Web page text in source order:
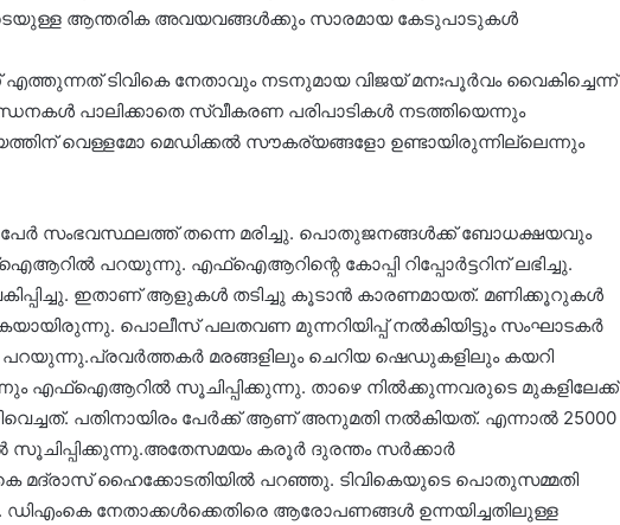
ആന്തരിക അവയവങ്ങള്‍ക്കും സാരമായ കേടുപാടുകള്‍
എത്തുന്നത് ടിവികെ നേതാവും നടനുമായ വിജയ് മനഃപൂര്‍വം വൈകിച്ചെന്ന്
പാലിക്കാതെ സ്വീകരണ പരിപാടികള്‍ നടത്തിയെന്നും
വെള്ളമോ മെഡിക്കല്‍ സൗകര്യങ്ങളോ ഉണ്ടായിരുന്നില്ലെന്നും
പേര്‍ സംഭവസ്ഥലത്ത് തന്നെ മരിച്ചു. പൊതുജനങ്ങള്‍ക്ക് ബോധക്ഷയവും
പറയുന്നു. എഫ്ഐആറിന്റെ കോപ്പി റിപ്പോര്‍ട്ടറിന് ലഭിച്ചു.
ഇതാണ് ആളുകള്‍ തടിച്ചു കൂടാന്‍ കാരണമായത്. മണിക്കൂറുകള്‍
പൊലീസ് പലതവണ മുന്നറിയിപ്പ് നല്‍കിയിട്ടും സംഘാടകര്‍
മരങ്ങളിലും ചെറിയ ഷെഡുകളിലും കയറി
എഫ്‌ഐആറില്‍ സൂചിപ്പിക്കുന്നു. താഴെ നില്‍ക്കുന്നവരുടെ മുകളിലേക്ക്
പതിനായിരം പേര്‍ക്ക് ആണ് അനുമതി നല്‍കിയത്. എന്നാല്‍ 25000
കരൂര്‍ ദുരന്തം സര്‍ക്കാര്‍
മദ്രാസ് ഹൈക്കോടതിയില്‍ പറഞ്ഞു. ടിവികെയുടെ പൊതുസമ്മതി
ഡിഎംകെ നേതാക്കള്‍ക്കെതിരെ ആരോപണങ്ങള്‍ ഉന്നയിച്ചതിലുള്ള